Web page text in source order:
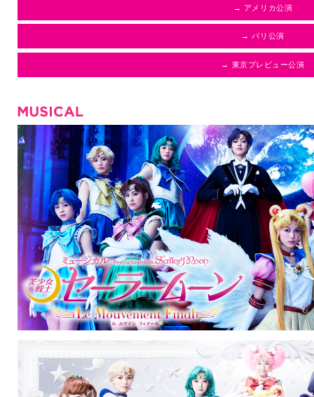
→ アメリカ公演
→ パリ公演
→ 東京プレビュー公演